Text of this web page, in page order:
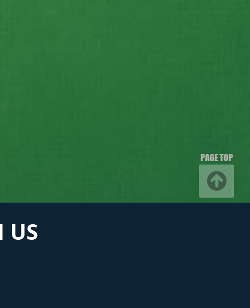
PAGE TOP
US